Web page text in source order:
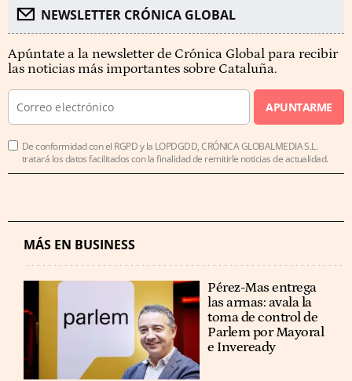
NEWSLETTER CRÓNICA GLOBAL
Apúntate a la newsletter de Crónica Global para recibir
las noticias más importantes sobre Cataluña.
APUNTARME
De conformidad con el RGPD y la LOPDGDD, CRÓNICA GLOBALMEDIA S.L.
tratará los datos facilitados con la finalidad de remitirle noticias de actualidad.
MÁS EN BUSINESS
Pérez-Mas entrega
las armas: avala la
toma de control de
Parlem por Mayoral
e Inveready